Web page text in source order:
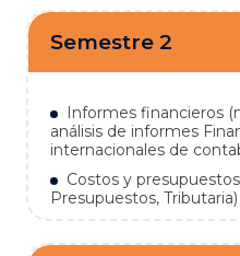
Semestre 2
Informes financieros
análisis de informes
internacionales de
Costos y
Presupuestos, Tributaria)